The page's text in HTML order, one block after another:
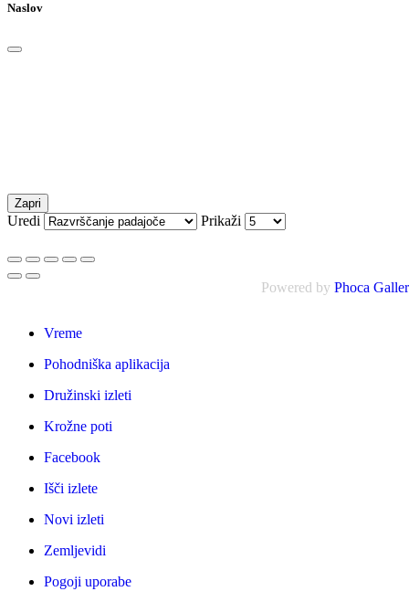
Naslov
Zapri
Uredi Prikaži
Powered by Phoca
Vreme
Pohodniška aplikacija
Družinski izleti
Krožne poti
Facebook
Išči izlete
Novi izleti
Zemljevidi
Pogoji uporabe